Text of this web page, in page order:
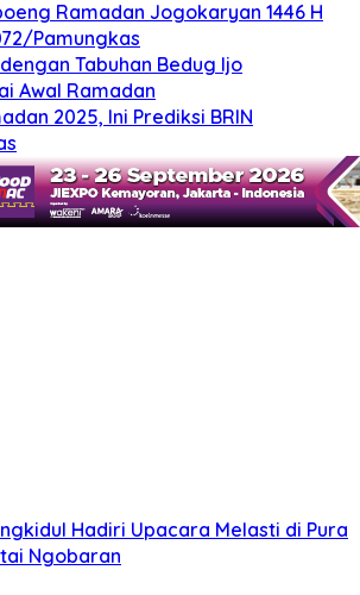
Ramadan Jogokaryan 1446 H
Pamungkas
Tabuhan Bedug Ijo
Awal Ramadan
2025, Ini Prediksi BRIN
Hadiri Upacara Melasti di Pura
Ngobaran